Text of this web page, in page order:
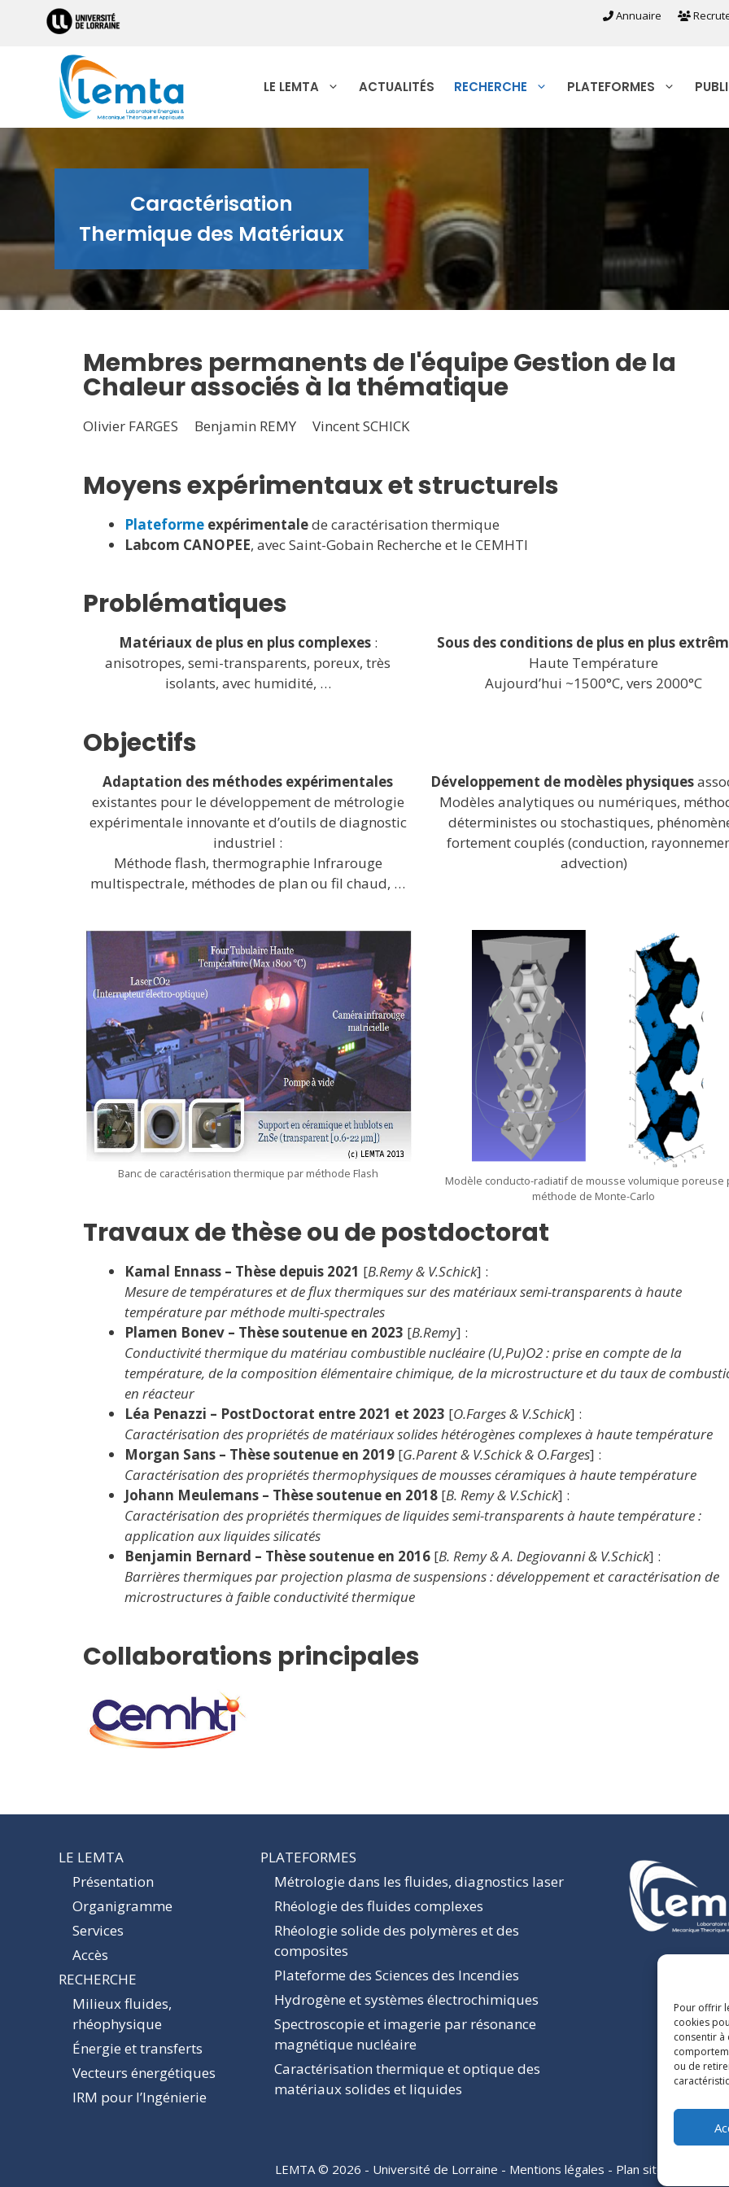
Pour offrir
cookies
consentir à
ou de
Annuaire
LE LEMTA ACTUALITÉS RECHERCHE PLATEFORMES
Caractérisation
Thermique des Matériaux
Membres permanents de l'équipe Gestion de la
Chaleur associés à la thématique
Olivier FARGES Benjamin REMY Vincent SCHICK
Moyens expérimentaux et structurels
Plateforme expérimentalede caractérisation thermique
Labcom CANOPEE, avec Saint-Gobain Recherche et le CEMHTI
Problématiques
Matériaux de plus en plus complexes:
anisotropes, semi-transparents, poreux, très
isolants, avec humidité, …
Sous des conditions de plus en plus
Haute Température
Aujourd’hui ~1500°C, vers 2000°C
Objectifs
Adaptation des méthodes expérimentales
existantes pour le développement de métrologie
expérimentale innovante et d’outils de diagnostic
industriel :
Méthode flash, thermographie Infrarouge
multispectrale, méthodes de plan ou fil chaud, …
Développement de modèles physiques
Modèles analytiques ou numériques,
déterministes ou stochastiques,
fortement couplés (conduction,
advection)
Banc de caractérisation thermique par méthode Flash
Modèle conducto-radiatif de mousse volumique poreuse
méthode de Monte-Carlo
Travaux de thèse ou de postdoctorat
Kamal Ennass – Thèse depuis 2021 [B.Remy & V.Schick] :
Mesure de températures et de flux thermiques sur des matériaux semi-transparents à haute
température par méthode multi-spectrales
Plamen Bonev – Thèse soutenue en 2023 [B.Remy] :
Conductivité thermique du matériau combustible nucléaire (U,Pu)O2 : prise en compte de la
température, de la composition élémentaire chimique, de la microstructure et du taux de
en réacteur
Léa Penazzi – PostDoctorat entre 2021 et 2023 [O.Farges & V.Schick] :
Caractérisation des propriétés de matériaux solides hétérogènes complexes à haute température
Morgan Sans – Thèse soutenue en 2019 [G.Parent & V.Schick& O.Farges] :
Caractérisation des propriétés thermophysiques de mousses céramiques à haute température
Johann Meulemans – Thèse soutenue en 2018 [B. Remy & V.Schick] :
Caractérisation des propriétés thermiques de liquides semi-transparents à haute température :
application aux liquides silicatés
Benjamin Bernard – Thèse soutenue en 2016 [B. Remy & A. Degiovanni& V.Schick] :
Barrières thermiques par projection plasma de suspensions : développement et caractérisation de
microstructures à faible conductivité thermique
Collaborations principales
LE LEMTA
Présentation
Organigramme
Services
Accès
RECHERCHE
Milieux fluides,
rhéophysique
Énergie et transferts
Vecteurs énergétiques
IRM pour l’Ingénierie
PLATEFORMES
Métrologie dans les fluides, diagnostics laser
Rhéologie des fluides complexes
Rhéologie solide des polymères et des
composites
Plateforme des Sciences des Incendies
Hydrogène et systèmes électrochimiques
Spectroscopie et imagerie par résonance
magnétique nucléaire
Caractérisation thermique et optique des
matériaux solides et liquides
LEMTA © 2026 - Université de Lorraine - Mentions légales - Plan site